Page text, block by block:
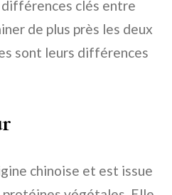
clés entre
de plus près les deux
sont leurs différences
chinoise et est issue